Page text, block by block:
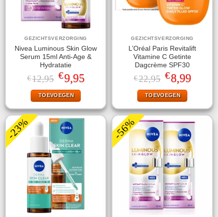
GEZICHTSVERZORGING
Nivea Luminous Skin Glow
Serum 15ml Anti-Age &
Hydratatie
€12,95 Oorspronkelijke
prijs
was:
€12,95.
€9,95Huidige
prijs
TOEVOEGEN
GEZICHTSVERZORGING
L’Oréal Paris Revitalift
Vitamine C Getinte
Dagcrème SPF30
€22,95 Oorspronkelijke
prijs
was:
€22,95.
€8,99Huidige
prijs
TOEVOEGEN
-23% -56%